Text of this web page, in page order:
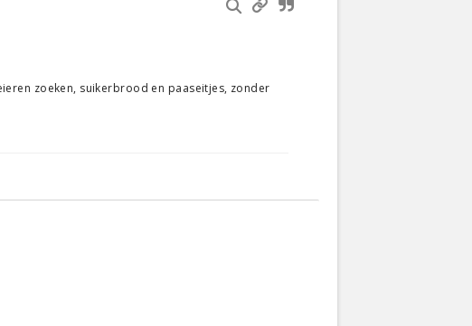
zoeken, suikerbrood en paaseitjes, zonder